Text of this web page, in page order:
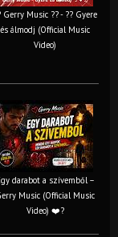
Gerry Music ?? - ?? Gyere
és álmodj (Official Music
Video)
darabot a szívemből –
Music (Official Music
Video) ❤️?